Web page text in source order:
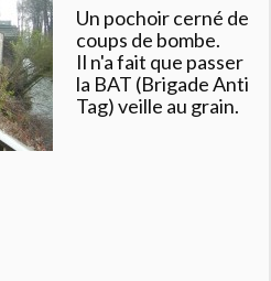
Un pochoir cerné de
coups de bombe.
Il n'a fait que passer
la BAT (Brigade Anti
Tag) veille au grain.